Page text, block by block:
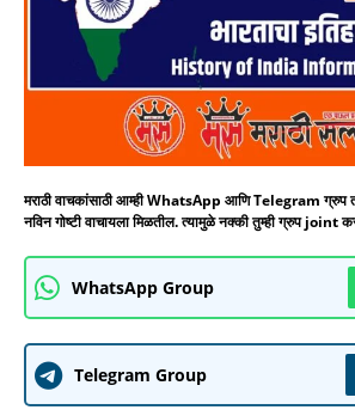
मराठी वाचकांसाठी आम्ही WhatsApp आणि Telegram ग्रुप
नविन गोष्टी वाचायला मिळतील. त्यामुळे नक्की तुम्ही ग्रुप joint
WhatsApp Group
Telegram Group